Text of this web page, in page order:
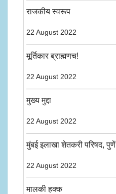
राजकीय स्वरूप
22 August 2022
मूर्तिकार ब्राह्मणच!
22 August 2022
मुख्य मुद्दा
22 August 2022
मुंबई इलाखा शेतकरी परिषद, पुणें
22 August 2022
मालकी हक्क